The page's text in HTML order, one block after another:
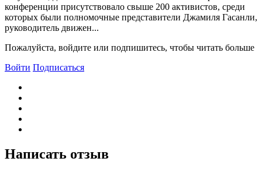
конференции присутствовало свыше 200 активистов, среди
которых были полномочные представители Джамиля Гасанли,
руководитель движен...
Пожалуйста, войдите или подпишитесь, чтобы читать больше
Войти Подписаться
Написать отзыв